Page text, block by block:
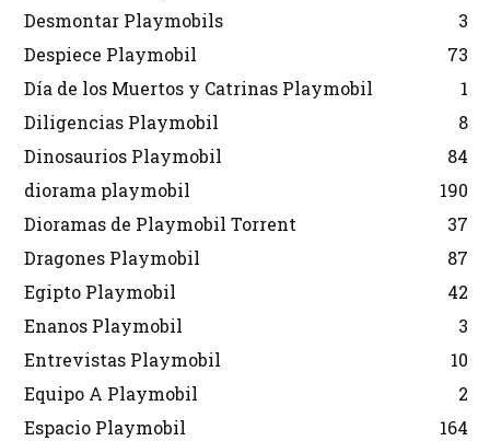
Desmontar Playmobils
3
Despiece Playmobil
73
Día de los Muertos y Catrinas Playmobil
1
Diligencias Playmobil
8
Dinosaurios Playmobil
84
diorama playmobil
190
Dioramas de Playmobil Torrent
37
Dragones Playmobil
87
Egipto Playmobil
42
Enanos Playmobil
3
Entrevistas Playmobil
10
Equipo A Playmobil
2
Espacio Playmobil
164